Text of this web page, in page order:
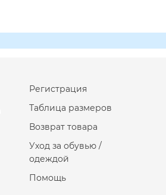
Регистрация
Таблица размеров
Возврат товара
Уход за обувью /
одеждой
Помощь